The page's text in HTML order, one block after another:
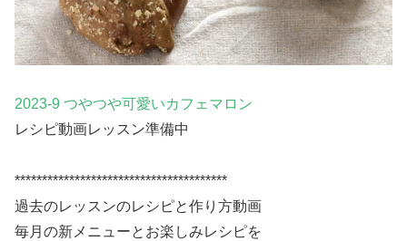
2023-9 つやつや可愛いカフェマロン
レシピ動画レッスン準備中
***************************************
過去のレッスンのレシピと作り方動画
毎月の新メニューとお楽しみレシピを